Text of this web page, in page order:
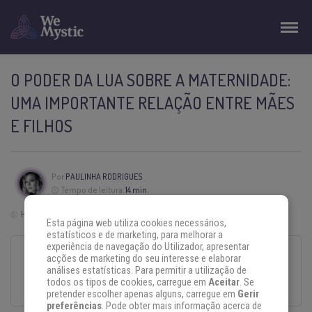
O PODER DA LUA SOBRE A MATERNIDADE:
UMA IMPORTANTE RELAÇÃO ENTRE MÃES
E FILHOS
Por PAULINHA RODRIGUES
Tempo de leitura:14 min
Horário de Brasília | Brasil (GTM -3)
Esse texto foi escrito com todo o cuidado e carinho por um autor convidado.
O conteúdo é da sua responsabilidade, não refletindo, necessariamente, a
opinião do WeMystic Brasil.
Esta página web utiliza cookies necessários,
estatísticos e de marketing, para melhorar a
experiência de navegação do Utilizador, apresentar
acções de marketing do seu interesse e elaborar
análises estatísticas. Para permitir a utilização de
todos os tipos de cookies, carregue em Aceitar. Se
pretender escolher apenas alguns, carregue em Gerir
preferências. Pode obter mais informação acerca de